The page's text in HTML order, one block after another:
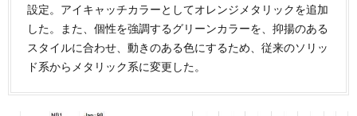
設定。アイキャッチカラーとしてオレンジメタリックを追加
した。また、個性を強調するグリーンカラーを、抑揚のある
スタイルに合わせ、動きのある色にするため、従来のソリッ
ド系からメタリック系に変更した。